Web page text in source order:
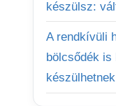
készülsz:
A rendkívüli
bölcsődék is